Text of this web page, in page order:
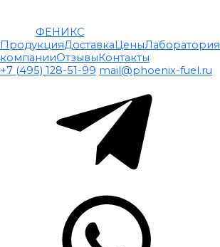
ФЕНИКС
ПродукцияДоставкаЦеныЛаборатория
компанииОтзывыКонтакты
+7 (495) 128-51-99 mail@phoenix-fuel.ru